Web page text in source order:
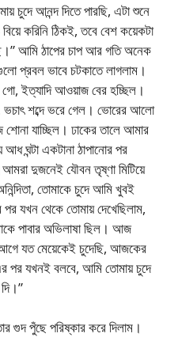
চুদে আনন্দ দিতে পারছি, এটা শুনে
করিনি ঠিকই, তবে বেশ কয়েকটা
আমি ঠাপের চাপ আর গতি অনেক
প্রবল ভাবে চটকাতে লাগলাম।
গো, ইত্যাদি আওয়াজ বের হচ্ছিল।
শব্দে ভরে গেল। ভোরের আলো
যাচ্ছিল। ঢাকের তালে আমার
ঘন্টা একটানা ঠাপানোর পর
দুজনেই যৌবন তৃষ্ণা মিটিয়ে
তোমাকে চুদে আমি খুবই
যখন থেকে তোমায় দেখেছিলাম,
পাবার অভিলাষা ছিল। আজ
যত মেয়েকেই চুদেছি, আজকের
পর যখনই বলবে, আমি তোমায় চুদে
গুদ পুঁছে পরিষ্কার করে দিলাম।